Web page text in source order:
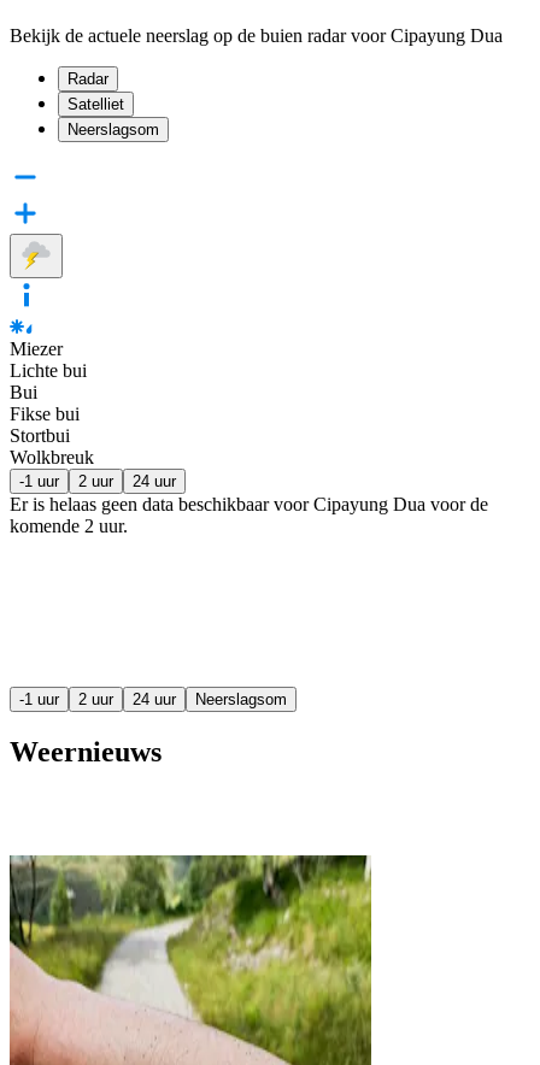
Bekijk de actuele neerslag op de buien radar voor Cipayung Dua
Radar
Satelliet
Neerslagsom
Miezer
Lichte bui
Bui
Fikse bui
Stortbui
Wolkbreuk
-1 uur 2 uur 24 uur
Er is helaas geen data beschikbaar voor Cipayung Dua voor de
komende 2 uur.
-1 uur 2 uur 24 uur Neerslagsom
Weernieuws